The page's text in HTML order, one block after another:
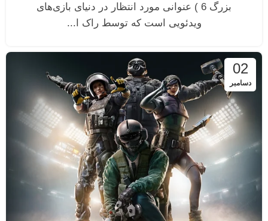
بزرگ 6 ) عنوانی مورد انتظار در دنیای بازی‌های
ویدئویی است که توسط راک ا...
02
دسامبر